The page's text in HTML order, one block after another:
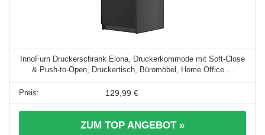
InnoFurn Druckerschrank Elona, Druckerkommode mit Soft-Close
& Push-to-Open, Druckertisch, Büromöbel, Home Office ...
129,99 €
ZUM TOP ANGEBOT »